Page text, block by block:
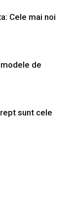
Cele mai noi
de
sunt cele